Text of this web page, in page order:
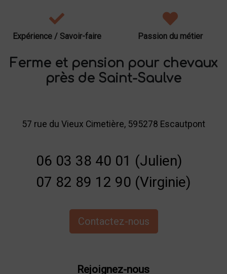
Expérience / Savoir-faire Passion du métier
Ferme et pension pour chevaux
près de Saint-Saulve
57 rue du Vieux Cimetière, 595278 Escautpont
06 03 38 40 01 (Julien)
07 82 89 12 90 (Virginie)
Contactez-nous
Rejoignez-nous